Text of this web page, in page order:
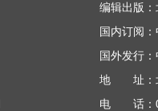
编辑出版
国内订阅
国外发行
地 址：北
电 话：